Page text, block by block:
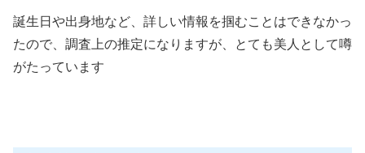
誕生日や出身地など、詳しい情報を掴むことはできなかっ
たので、調査上の推定になりますが、とても美人として噂
がたっています